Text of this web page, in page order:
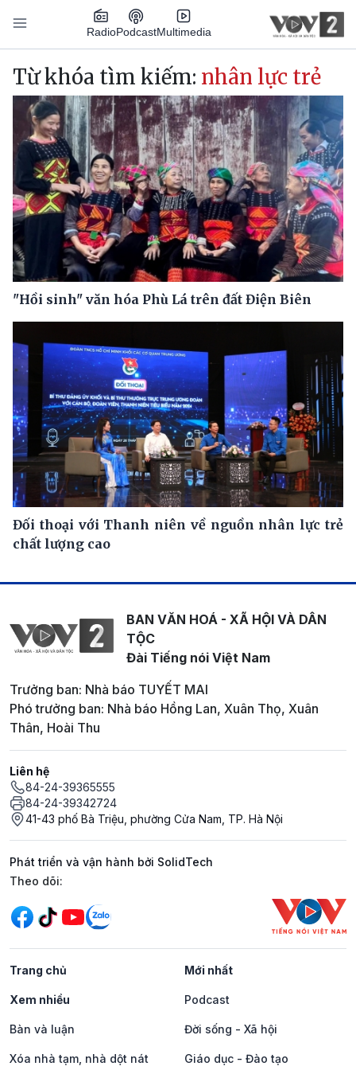
Nhảy đến nội dung
RadioPodcastMultimedia
Main navigation
Từ khóa tìm kiếm: nhân lực trẻ
"Hồi sinh" văn hóa Phù Lá trên đất Điện Biên
Đối thoại với Thanh niên về nguồn nhân lực trẻ
chất lượng cao
BAN VĂN HOÁ - XÃ HỘI VÀ DÂN
TỘC
Đài Tiếng nói Việt Nam
Trưởng ban: Nhà báo TUYẾT MAI
Phó trưởng ban: Nhà báo Hồng Lan, Xuân Thọ, Xuân
Thân, Hoài Thu
Liên hệ
84-24-39365555
84-24-39342724
41-43 phố Bà Triệu, phường Cửa Nam, TP. Hà Nội
Phát triển và vận hành bởi SolidTech
Mạng xã hội
Theo dõi:
Trang chủ Mới nhất
Xem nhiều Podcast
Bàn và luận Đời sống - Xã hội
Xóa nhà tạm, nhà dột nát Giáo dục - Đào tạo